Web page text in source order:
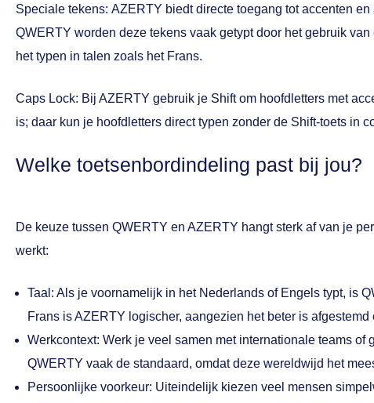
Speciale tekens: AZERTY biedt directe toegang tot accenten
QWERTY worden deze tekens vaak getypt door het gebruik
het typen in talen zoals het Frans.
Caps Lock: Bij AZERTY gebruik je Shift om hoofdletters met
is; daar kun je hoofdletters direct typen zonder de Shift-toets in
Welke toetsenbordindeling past bij jou?
De keuze tussen QWERTY en AZERTY hangt sterk af van je
werkt:
Taal: Als je voornamelijk in het Nederlands of Engels typt, is
Frans is AZERTY logischer, aangezien het beter is
Werkcontext: Werk je veel samen met internationale teams
QWERTY vaak de standaard, omdat deze wereldwijd het
Persoonlijke voorkeur: Uiteindelijk kiezen veel mensen